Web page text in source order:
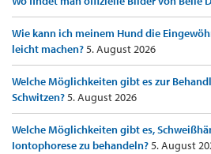
Wie kann ich meinem Hund die
leicht machen?5. August 2026
Welche Möglichkeiten gibt es zur
Schwitzen?5. August 2026
Welche Möglichkeiten gibt es,
Iontophorese zu behandeln?5. August